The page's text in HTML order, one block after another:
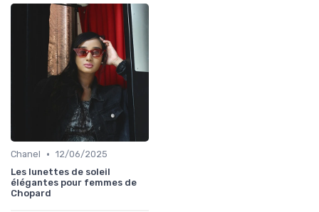
Chanel • 12/06/2025
Les lunettes de soleil
élégantes pour femmes de
Chopard